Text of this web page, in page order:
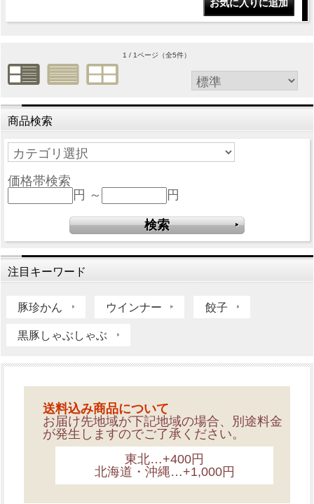
1 / 1ページ （全5件）
商品検索
価格帯検索
円 ～
円
注目キーワード
豚珍かん ウインナー 餃子
黒豚しゃぶしゃぶ
送料込み商品について
お届け先地域が下記地域の場合、別途料金
が発生しますのでご了承ください。
東北…+400円
北海道・沖縄…+1,000円